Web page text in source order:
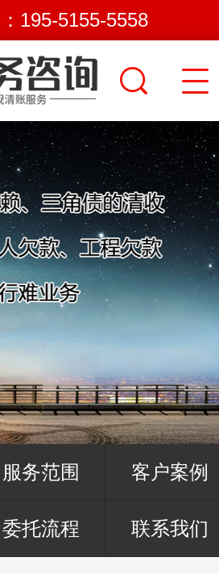
195-5155-5558
服务范围 客户案例
委托流程 联系我们